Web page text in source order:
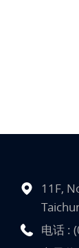
11F,
电话 :